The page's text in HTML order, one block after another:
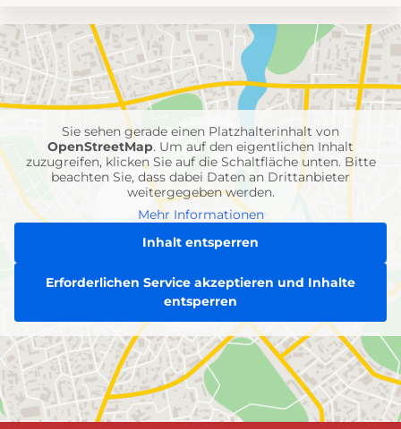
Umgebungskarte
mit
Feuerwehr-
Einheiten
Sie sehen gerade einen Platzhalterinhalt von
OpenStreetMap. Um auf den eigentlichen Inhalt
zuzugreifen, klicken Sie auf die Schaltfläche unten. Bitte
beachten Sie, dass dabei Daten an Drittanbieter
weitergegeben werden.
Mehr Informationen
Inhalt entsperren
Erforderlichen Service akzeptieren und Inhalte
entsperren